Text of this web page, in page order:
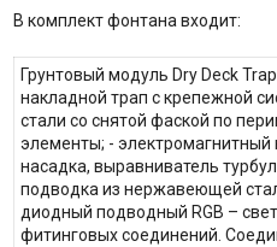
В комплект фонтана входит:
Грунтовый модуль Dry Deck
накладной трап с крепежной
стали со снятой фаской по
элементы; - электромагнитный
насадка, выравниватель
подводка из нержавеющей
диодный подводный RGB –
фитинговых соединений.